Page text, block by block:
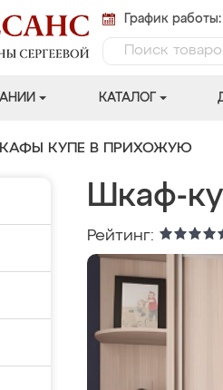
График
КАТАЛОГ
КУПЕ В ПРИХОЖУЮ
Шкаф-
Рейтинг: